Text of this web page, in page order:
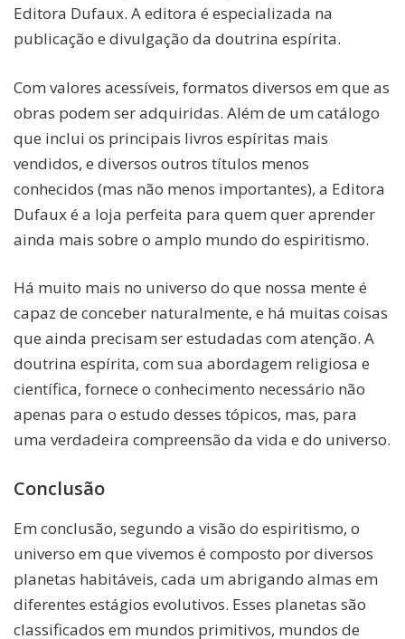
Editora Dufaux. A editora é especializada na
publicação e divulgação da doutrina espírita.
Com valores acessíveis, formatos diversos em que as
obras podem ser adquiridas. Além de um catálogo
que inclui os principais livros espíritas mais
vendidos, e diversos outros títulos menos
conhecidos (mas não menos importantes), a Editora
Dufaux é a loja perfeita para quem quer aprender
ainda mais sobre o amplo mundo do espiritismo.
Há muito mais no universo do que nossa mente é
capaz de conceber naturalmente, e há muitas coisas
que ainda precisam ser estudadas com atenção. A
doutrina espírita, com sua abordagem religiosa e
científica, fornece o conhecimento necessário não
apenas para o estudo desses tópicos, mas, para
uma verdadeira compreensão da vida e do universo.
Conclusão
Em conclusão, segundo a visão do espiritismo, o
universo em que vivemos é composto por diversos
planetas habitáveis, cada um abrigando almas em
diferentes estágios evolutivos. Esses planetas são
classificados em mundos primitivos, mundos de